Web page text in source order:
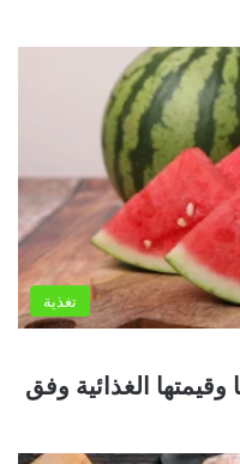
تغذية
الغذائية وفق